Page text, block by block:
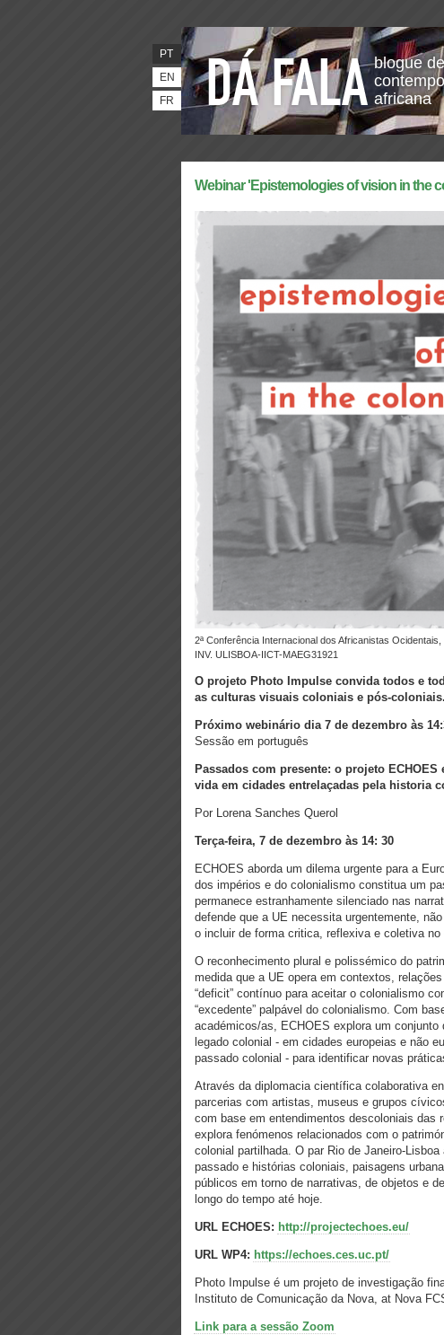
blogue
africana
PT
EN
FR
Webinar 'Epistemologies of vision in the
2ª Conferência Internacional dos Africanistas Ocidentais, 1947, Bissau. @Coleções de Fotografia do IICT ,
INV. ULISBOA-IICT-MAEG31921
O projeto Photo Impulse convida todos e
as culturas visuais coloniais e pós-coloniais.
Próximo webinário dia 7 de dezembro às
Sessão em português
Passados com presente: o projeto
vida em cidades entrelaçadas pela historia
Por Lorena Sanches Querol
Terça-feira, 7 de dezembro às 14: 30
ECHOES aborda um dilema urgente para a
dos impérios e do colonialismo constitua um
permanece estranhamente silenciado nas
defende que a UE necessita urgentemente,
o incluir de forma critica, reflexiva e coletiva no
O reconhecimento plural e polissémico do
medida que a UE opera em contextos,
“deficit” contínuo para aceitar o colonialismo
“excedente” palpável do colonialismo. Com
académicos/as, ECHOES explora um
legado colonial - em cidades europeias e não
passado colonial - para identificar novas
Através da diplomacia científica colaborativa
parcerias com artistas, museus e grupos
com base em entendimentos descoloniais das
explora fenómenos relacionados com o
colonial partilhada. O par Rio de Janeiro-
passado e histórias coloniais, paisagens
públicos em torno de narrativas, de objetos e
longo do tempo até hoje.
URL ECHOES: http://projectechoes.eu/
URL WP4: https://echoes.ces.uc.pt/
Photo Impulse é um projeto de investigação
Instituto de Comunicação da Nova, at Nova
Link para a sessão Zoom